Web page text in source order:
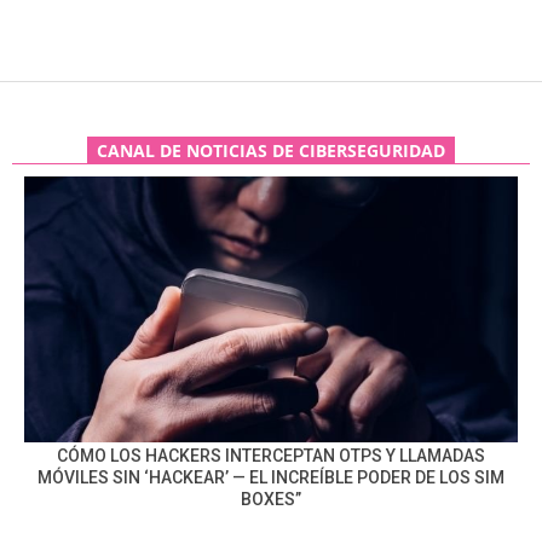
CANAL DE NOTICIAS DE CIBERSEGURIDAD
CÓMO LOS HACKERS INTERCEPTAN OTPS Y LLAMADAS
MÓVILES SIN ‘HACKEAR’ — EL INCREÍBLE PODER DE LOS SIM
BOXES”